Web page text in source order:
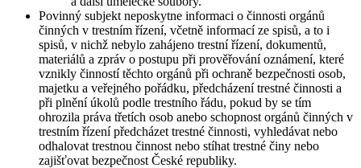
Povinný subjekt neposkytne informaci o činnosti orgánů
činných v trestním řízení, včetně informací ze spisů, a to i
spisů, v nichž nebylo zahájeno trestní řízení, dokumentů,
materiálů a zpráv o postupu při prověřování oznámení, které
vznikly činností těchto orgánů při ochraně bezpečnosti osob,
majetku a veřejného pořádku, předcházení trestné činnosti a
při plnění úkolů podle trestního řádu, pokud by se tím
ohrozila práva třetích osob anebo schopnost orgánů činných v
trestním řízení předcházet trestné činnosti, vyhledávat nebo
odhalovat trestnou činnost nebo stíhat trestné činy nebo
zajišťovat bezpečnost České republiky.